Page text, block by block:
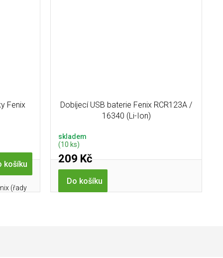
Fenix
košíku
(řady
Dobíjecí USB baterie Fenix RCR123A /
16340 (Li-Ion)
skladem
(10 ks)
209 Kč
Do košíku